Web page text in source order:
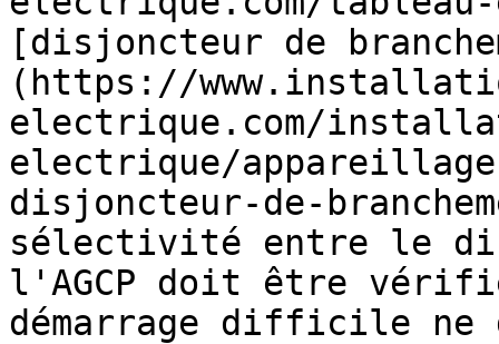
[disjoncteur de
(https://
electrique.com/
electrique/
disjoncteur-de-
sélectivité entre le
l'AGCP doit être
démarrage difficile ne